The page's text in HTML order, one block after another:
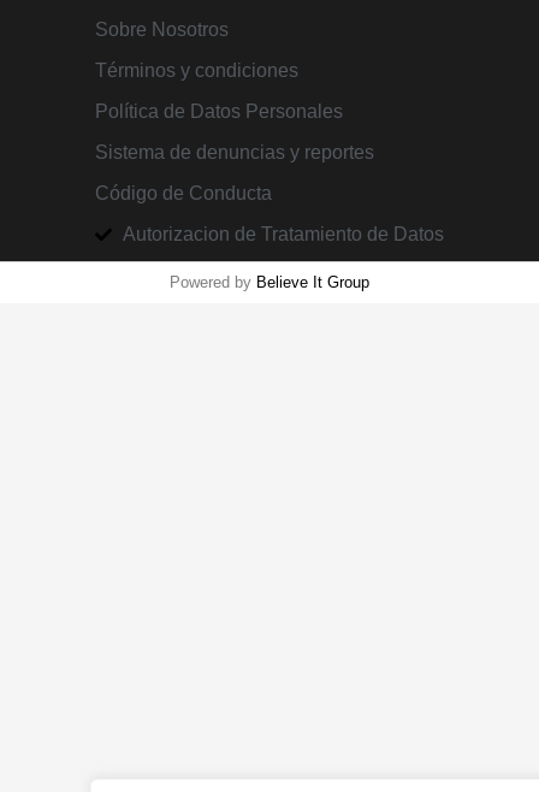
Sobre Nosotros
Términos y condiciones
Política de Datos Personales
Sistema de denuncias y reportes
Código de Conducta
Autorizacion de Tratamiento de Datos
Powered by Believe It Group